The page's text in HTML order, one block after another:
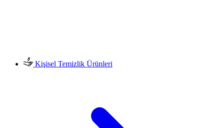
Kişisel Temizlik Ürünleri